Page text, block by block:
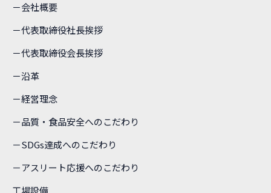
－会社概要
－代表取締役社長挨拶
－代表取締役会長挨拶
－沿革
－経営理念
－品質・食品安全へのこだわり
－SDGs達成へのこだわり
－アスリート応援へのこだわり